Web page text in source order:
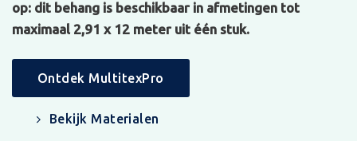
op: dit behang is beschikbaar in afmetingen tot
maximaal 2,91 x 12 meter uit één stuk.
Ontdek MultitexPro
Bekijk Materialen